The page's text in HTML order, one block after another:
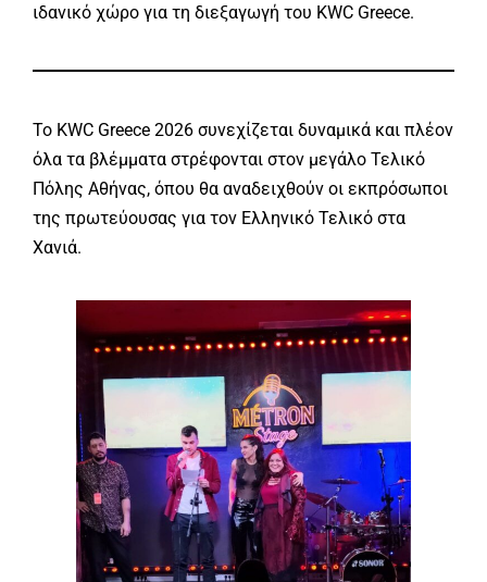
ιδανικό χώρο για τη διεξαγωγή του KWC Greece.
Το KWC Greece 2026 συνεχίζεται δυναμικά και πλέον
όλα τα βλέμματα στρέφονται στον μεγάλο Τελικό
Πόλης Αθήνας, όπου θα αναδειχθούν οι εκπρόσωποι
της πρωτεύουσας για τον Ελληνικό Τελικό στα
Χανιά.